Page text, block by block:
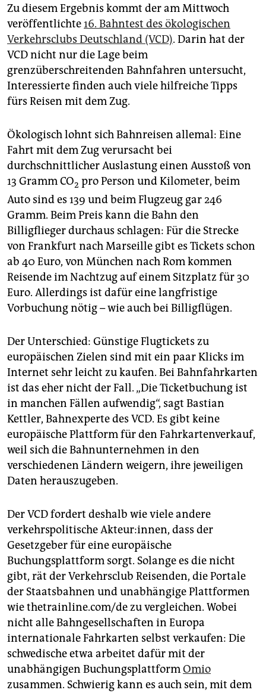
epaper login
Zu diesem Ergebnis kommt der am Mittwoch
veröffentlichte16. Bahntest des ökologischen
Verkehrsclubs Deutschland (VCD). Darin hat der
VCD nicht nur die Lage beim
grenzüberschreitenden Bahnfahren untersucht,
Interessierte finden auch viele hilfreiche Tipps
fürs Reisen mit dem Zug.
Ökologisch lohnt sich Bahnreisen allemal: Eine
Fahrt mit dem Zug verursacht bei
durchschnittlicher Auslastung einen Ausstoß von
13 Gramm CO2 pro Person und Kilometer, beim
Auto sind es 139 und beim Flugzeug gar 246
Gramm. Beim Preis kann die Bahn den
Billigflieger durchaus schlagen: Für die Strecke
von Frankfurt nach Marseille gibt es Tickets schon
ab 40 Euro, von München nach Rom kommen
Reisende im Nachtzug auf einem Sitzplatz für 30
Euro. Allerdings ist dafür eine langfristige
Vorbuchung nötig – wie auch bei Billigflügen.
Der Unterschied: Günstige Flugtickets zu
europäischen Zielen sind mit ein paar Klicks im
Internet sehr leicht zu kaufen. Bei Bahnfahrkarten
ist das eher nicht der Fall. „Die Ticketbuchung ist
in manchen Fällen aufwendig“, sagt Bastian
Kettler, Bahnexperte des VCD. Es gibt keine
europäische Plattform für den Fahrkartenverkauf,
weil sich die Bahnunternehmen in den
verschiedenen Ländern weigern, ihre jeweiligen
Daten herauszugeben.
Der VCD fordert deshalb wie viele andere
verkehrspolitische Akteur:innen, dass der
Gesetzgeber für eine europäische
Buchungsplattform sorgt. Solange es die nicht
gibt, rät der Verkehrsclub Reisenden, die Portale
der Staatsbahnen und unabhängige Plattformen
wie thetrainline.com/de zu vergleichen. Wobei
nicht alle Bahngesellschaften in Europa
internationale Fahrkarten selbst verkaufen: Die
schwedische etwa arbeitet dafür mit der
unabhängigen BuchungsplattformOmio
zusammen. Schwierig kann es auch sein, mit dem